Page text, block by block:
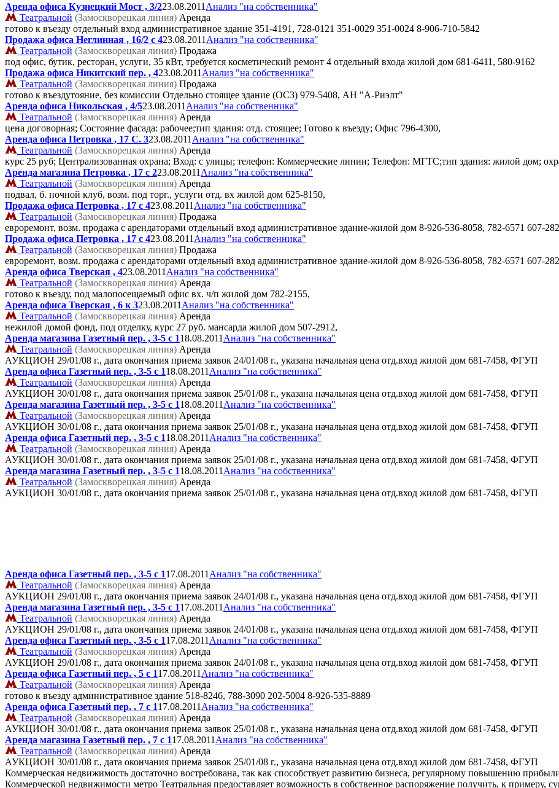
Аренда офиса Кузнецкий Мост , 3/223.08.2011 Анализ "на собственника"
Театральной (Замоскворецкая линия) Аренда
готово к въезду отдельный вход административное здание 351-4191, 728-0121 351-0029 351-0024 8-906-710-5842
Продажа офиса Неглинная , 16/2 с 423.08.2011 Анализ "на собственника"
Театральной (Замоскворецкая линия) Продажа
под офис, бутик, ресторан, услуги, 35 кВт, требуется косметический ремонт 4 отдельный входа жилой дом 681-6411, 580-9162
Продажа офиса Никитский пер. , 423.08.2011 Анализ "на собственника"
Театральной (Замоскворецкая линия) Продажа
готово к въездутояние, без комиссии Отдельно стоящее здание (OCЗ) 979-5408, АН "А-Риэлт"
Аренда офиса Никольская , 4/523.08.2011 Анализ "на собственника"
Театральной (Замоскворецкая линия) Аренда
цена договорная; Состояние фасада: рабочее;тип здания: отд. стоящее; Готово к въезду; Офис 796-4300,
Аренда офиса Петровка , 17 C. 323.08.2011 Анализ "на собственника"
Театральной (Замоскворецкая линия) Аренда
курс 25 руб; Централизованная охрана; Вход: с улицы; телефон: Коммерческие линии; Телефон: МГТС;тип здания: жилой дом;
Аренда магазина Петровка , 17 с 223.08.2011 Анализ "на собственника"
Театральной (Замоскворецкая линия) Аренда
подвал, б. ночной клуб, возм. под торг., услуги отд. вх жилой дом 625-8150,
Продажа офиса Петровка , 17 с 423.08.2011 Анализ "на собственника"
Театральной (Замоскворецкая линия) Продажа
евроремонт, возм. продажа с арендаторами отдельный вход административное здание-жилой дом 8-926-536-8058, 782-6571 607-
Продажа офиса Петровка , 17 с 423.08.2011 Анализ "на собственника"
Театральной (Замоскворецкая линия) Продажа
евроремонт, возм. продажа с арендаторами отдельный вход административное здание-жилой дом 8-926-536-8058, 782-6571 607-
Аренда офиса Тверская , 423.08.2011 Анализ "на собственника"
Театральной (Замоскворецкая линия) Аренда
готово к въезду, под малопосещаемый офис вх. ч/п жилой дом 782-2155,
Аренда офиса Тверская , 6 к 323.08.2011 Анализ "на собственника"
Театральной (Замоскворецкая линия) Аренда
нежилой домой фонд, под отделку, курс 27 руб. мансарда жилой дом 507-2912,
Аренда магазина Газетный пер. , 3-5 с 118.08.2011 Анализ "на собственника"
Театральной (Замоскворецкая линия) Аренда
АУКЦИОН 29/01/08 г., дата окончания приема заявок 24/01/08 г., указана начальная цена отд.вход жилой дом 681-7458, ФГУП
Аренда офиса Газетный пер. , 3-5 с 118.08.2011 Анализ "на собственника"
Театральной (Замоскворецкая линия) Аренда
АУКЦИОН 30/01/08 г., дата окончания приема заявок 25/01/08 г., указана начальная цена отд.вход жилой дом 681-7458, ФГУП
Аренда магазина Газетный пер. , 3-5 с 118.08.2011 Анализ "на собственника"
Театральной (Замоскворецкая линия) Аренда
АУКЦИОН 30/01/08 г., дата окончания приема заявок 25/01/08 г., указана начальная цена отд.вход жилой дом 681-7458, ФГУП
Аренда офиса Газетный пер. , 3-5 с 118.08.2011 Анализ "на собственника"
Театральной (Замоскворецкая линия) Аренда
АУКЦИОН 30/01/08 г., дата окончания приема заявок 25/01/08 г., указана начальная цена отд.вход жилой дом 681-7458, ФГУП
Аренда магазина Газетный пер. , 3-5 с 118.08.2011 Анализ "на собственника"
Театральной (Замоскворецкая линия) Аренда
АУКЦИОН 30/01/08 г., дата окончания приема заявок 25/01/08 г., указана начальная цена отд.вход жилой дом 681-7458, ФГУП
Аренда офиса Газетный пер. , 3-5 с 117.08.2011 Анализ "на собственника"
Театральной (Замоскворецкая линия) Аренда
АУКЦИОН 29/01/08 г., дата окончания приема заявок 24/01/08 г., указана начальная цена отд.вход жилой дом 681-7458, ФГУП
Аренда магазина Газетный пер. , 3-5 с 117.08.2011 Анализ "на собственника"
Театральной (Замоскворецкая линия) Аренда
АУКЦИОН 29/01/08 г., дата окончания приема заявок 24/01/08 г., указана начальная цена отд.вход жилой дом 681-7458, ФГУП
Аренда офиса Газетный пер. , 3-5 с 117.08.2011 Анализ "на собственника"
Театральной (Замоскворецкая линия) Аренда
АУКЦИОН 29/01/08 г., дата окончания приема заявок 24/01/08 г., указана начальная цена отд.вход жилой дом 681-7458, ФГУП
Аренда офиса Газетный пер. , 5 с 117.08.2011 Анализ "на собственника"
Театральной (Замоскворецкая линия) Аренда
готово к въезду административное здание 518-8246, 788-3090 202-5004 8-926-535-8889
Аренда офиса Газетный пер. , 7 с 117.08.2011 Анализ "на собственника"
Театральной (Замоскворецкая линия) Аренда
АУКЦИОН 30/01/08 г., дата окончания приема заявок 25/01/08 г., указана начальная цена отд.вход жилой дом 681-7458, ФГУП
Аренда магазина Газетный пер. , 7 с 117.08.2011 Анализ "на собственника"
Театральной (Замоскворецкая линия) Аренда
АУКЦИОН 30/01/08 г., дата окончания приема заявок 25/01/08 г., указана начальная цена отд.вход жилой дом 681-7458, ФГУП
Коммерческая недвижимость достаточно востребована, так как способствует развитию бизнеса, регулярному повышению
Коммерческой недвижимости метро Театральная предоставляет возможность в собственное распоряжение получить, к примеру,